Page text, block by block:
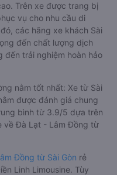
Trên xe được trang bị
vụ cho nhu cầu di
các hãng xe khách Sài
đến chất lượng dịch
đến trải nghiệm hoàn hảo
nằm tốt nhất: Xe từ Sài
được đánh giá chung
bình từ 3.9/5 dựa trên
về Đà Lạt - Lâm Đồng từ
Đồng từ Sài Gòn rẻ
Linh Limousine. Tùy